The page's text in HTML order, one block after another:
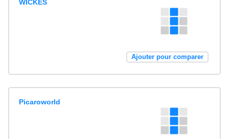
WICKES
Ajouter pour comparer
Picaroworld